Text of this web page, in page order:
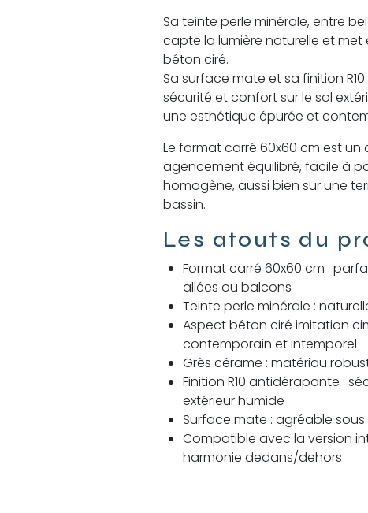
Sa teinte perle minérale, entre
capte la lumière naturelle et met
béton ciré.
Sa surface mate et sa finition
sécurité et confort sur le sol
une esthétique épurée et
Le format carré 60x60 cm est un
agencement équilibré, facile à
homogène, aussi bien sur une
bassin.
Les atouts du
Format carré 60x60 cm :
allées ou balcons
Teinte perle minérale :
Aspect béton ciré imitation
contemporain et intemporel
Grès cérame : matériau
Finition R10 antidérapante :
extérieur humide
Surface mate : agréable
Compatible avec la version
harmonie dedans/dehors